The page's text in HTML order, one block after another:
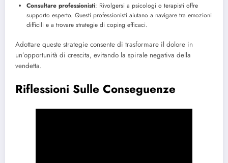
Consultare professionisti: Rivolgersi a psicologi o terapisti offre
supporto esperto. Questi professionisti aiutano a navigare tra emozioni
difficili e a trovare strategie di coping efficaci.
Adottare queste strategie consente di trasformare il dolore in
un’opportunità di crescita, evitando la spirale negativa della
vendetta.
Riflessioni Sulle Conseguenze